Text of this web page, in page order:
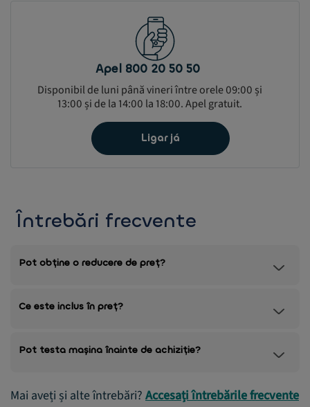
Apel 800 20 50 50
Disponibil de luni până vineri între orele 09:00 și
13:00 și de la 14:00 la 18:00. Apel gratuit.
Ligar já
Întrebări frecvente
Pot obține o reducere de preț?
Ce este inclus în preț?
Pot testa mașina înainte de achiziție?
Mai aveți și alte întrebări? Accesați întrebările frecvente